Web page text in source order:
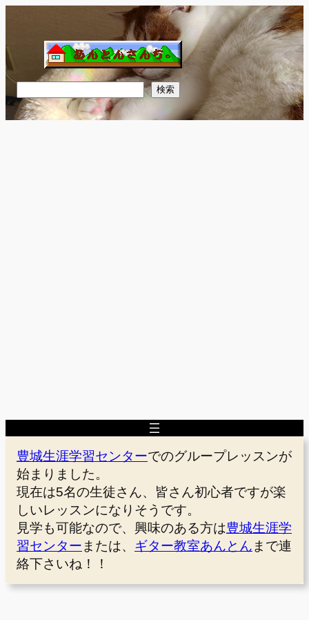
を
ス
キ
ッ
プ
索
検索
豊城生涯学習センターでのグループレッスンが
始まりました。
現在は5名の生徒さん、皆さん初心者ですが楽
しいレッスンになりそうです。
見学も可能なので、興味のある方は豊城生涯学
習センター または、 ギター教室あんとん まで連
絡下さいね！！